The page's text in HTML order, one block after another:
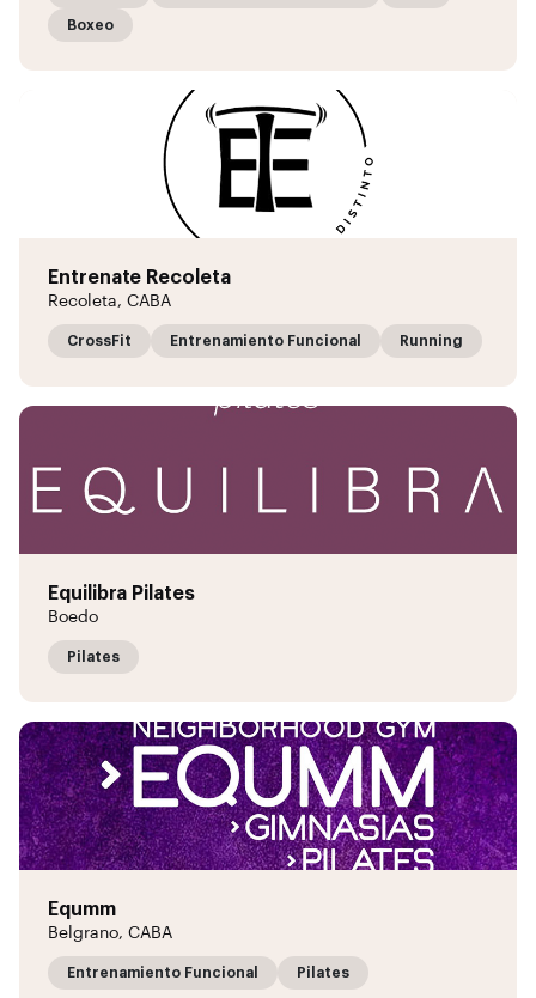
Boxeo
Entrenate Recoleta
Recoleta, CABA
CrossFit Entrenamiento Funcional Running
Equilibra Pilates
Boedo
Pilates
Equmm
Belgrano, CABA
Entrenamiento Funcional Pilates